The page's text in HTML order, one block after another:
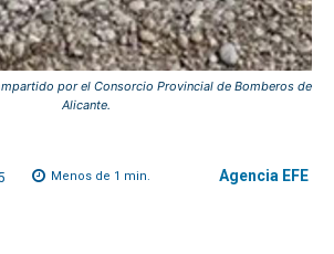
por el Consorcio Provincial de Bomberos de
Alicante.
Menos de 1 min. Agencia EFE